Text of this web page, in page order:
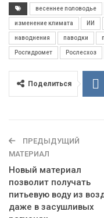
весеннее половодье
изменение климата ИИ
наводнения паводки
Росгидромет Рослесхоз
Поделиться
ПРЕДЫДУЩИЙ
МАТЕРИАЛ
Новый материал
позволит получать
питьевую воду из
даже в засушливых